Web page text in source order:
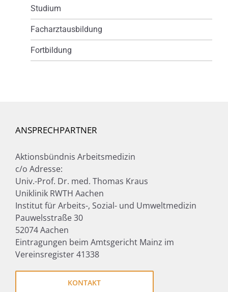
Studium
Facharztausbildung
Fortbildung
ANSPRECHPARTNER
Aktionsbündnis Arbeitsmedizin
c/o Adresse:
Univ.-Prof. Dr. med. Thomas Kraus
Uniklinik RWTH Aachen
Institut für Arbeits-, Sozial- und Umweltmedizin
Pauwelsstraße 30
52074 Aachen
Eintragungen beim Amtsgericht Mainz im
Vereinsregister 41338
KONTAKT